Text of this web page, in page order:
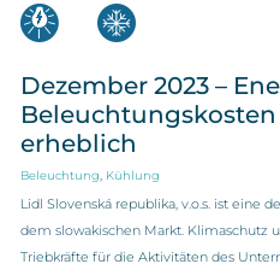
Dezember 2023 –
erheblich
Beleuchtung Kühlung
Lidl Slovenská republika, v.o.s. ist eine
dem slowakischen Markt. Klimaschutz
Triebkräfte für die Aktivitäten des